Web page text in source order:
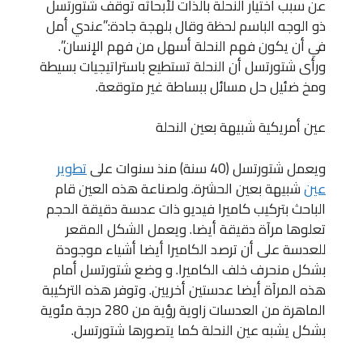
عن سبب اختيار النحلة بالذات لأبحاثه توقف شتورتسل
ذو الوجه الباسم لحظة وقال بلهجة جادة:”عندي أمل
في أن يكون فهم النحلة أسهل من فهم الإنسان”.
ورأى شتورتسل أن النحلة تستطيع باستراتيجيات بسيطة
ومخ ضئيل حل مسائل ببساطة غير متوقعة.
عين أمريكية شبيهة بعين النحلة
ويعمل شتورتسل (40 سنة) منذ سنوات على
تطوير
عينشبيهة بعين الحشرة. ولصناعة هذه العين قام
الباحث بتركيب كاميرا فيديو ذات عدسة دقيقة الحجم
تعلوها مرآة دقيقة أيضا. ويعمل الشكل المقعر
للعدسة على أن ترصد الكاميرا أيضا أشياء موجودة
بشكل منحرف خلف الكاميرا. و وضع شتورتسل أمام
هذه المرآة أيضا عدستين أخريين. وتوفر هذه التركيبة
الماهرة من العدسات زاوية رؤية من 280 درجة مئوية
بشكل يشبه عين النحلة كما يتصورها شتورتسل.